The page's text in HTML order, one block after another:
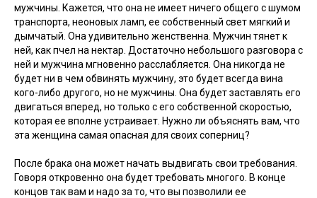
мужчины. Кажется, что она не имеет ничего общего с шумом
транспорта, неоновых ламп, ее собственный свет мягкий и
дымчатый. Она удивительно женственна. Мужчин тянет к
ней, как пчел на нектар. Достаточно небольшого разговора с
ней и мужчина мгновенно расслабляется. Она никогда не
будет ни в чем обвинять мужчину, это будет всегда вина
кого-либо другого, но не мужчины. Она будет заставлять его
двигаться вперед, но только с его собственной скоростью,
которая ее вполне устраивает. Нужно ли объяснять вам, что
эта женщина самая опасная для своих соперниц?
После брака она может начать выдвигать свои требования.
Говоря откровенно она будет требовать многого. В конце
концов так вам и надо за то, что вы позволили ее